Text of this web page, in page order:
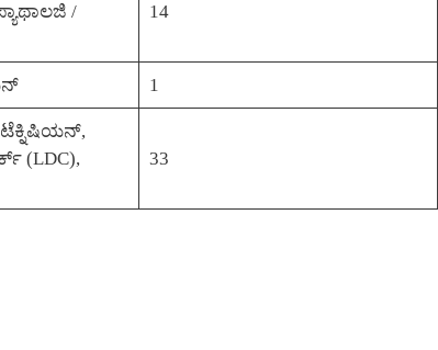
/
14
1
ಟೆಕ್ನಿಷಿಯನ್,
(LDC),
33